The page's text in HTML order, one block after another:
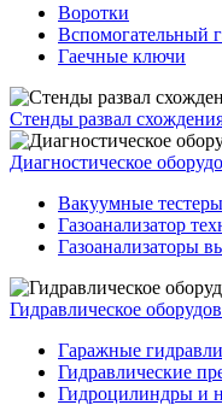
Воротки
Вспомогательный
Гаечные ключи
Стенды развал
Диагностическое
Вакуумные тестеры
Газоанализатор
Газоанализаторы
Гидравлическое
Гаражные
Гидравлические
Гидроцилиндры и